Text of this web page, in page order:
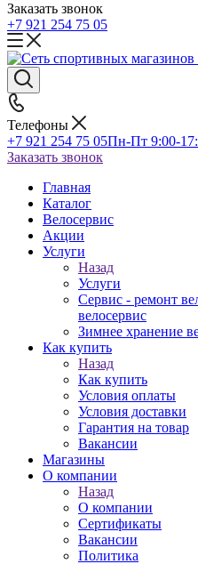
Заказать звонок
+7 921 254 75 05
Телефоны
+7 921 254 75 05Пн-Пт 9:00-
Заказать звонок
Главная
Каталог
Велосервис
Акции
Услуги
Назад
Услуги
Сервис - ремонт
велосервис
Зимнее хранение
Как купить
Назад
Как купить
Условия оплаты
Условия доставки
Гарантия на товар
Вакансии
Магазины
О компании
Назад
О компании
Сертификаты
Вакансии
Политика